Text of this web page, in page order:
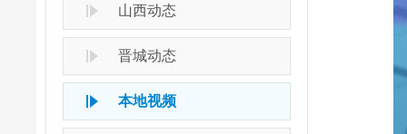
山西动态
晋城动态
本地视频